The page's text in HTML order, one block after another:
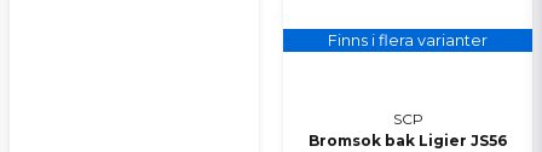
Finns i flera varianter
SCP
Bromsok bak Ligier JS56